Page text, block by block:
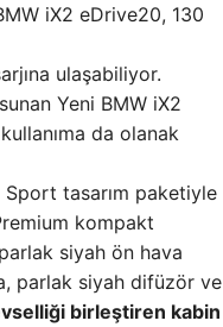
iX2 eDrive20, 130
ulaşabiliyor.
Yeni BMW iX2
da olanak
Sport tasarım paketiyle
kompakt
siyah ön hava
parlak siyah difüzör ve
birleştiren kabin